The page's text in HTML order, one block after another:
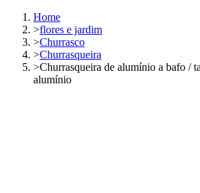
Home
>flores e jardim
>Churrasco
>Churrasqueira
>Churrasqueira de alumínio a bafo /
alumínio